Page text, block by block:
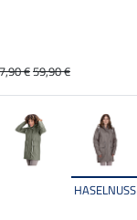
HASELNUSS
€59,90 €